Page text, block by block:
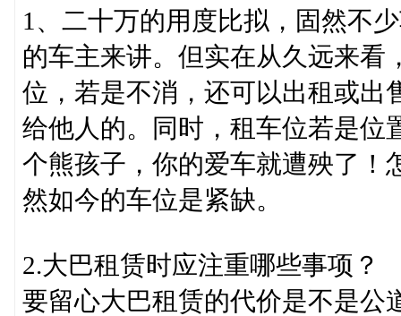
1、二十万的用度比拟，固然不
的车主来讲。但实在从久远来看
位，若是不消，还可以出租或出
给他人的。同时，租车位若是位
个熊孩子，你的爱车就遭殃了！
然如今的车位是紧缺。
2.大巴租赁时应注重哪些事项？
要留心大巴租赁的代价是不是公